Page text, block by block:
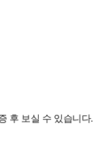
후 보실 수 있습니다.